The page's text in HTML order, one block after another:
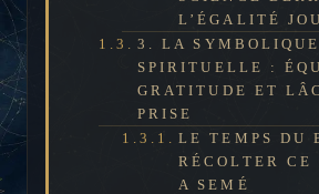
L’ÉGALITÉ
3. LA SYMBOLIQUE
SPIRITUELLE :
GRATITUDE ET
PRISE
LE TEMPS DU
RÉCOLTER CE
A SEMÉ